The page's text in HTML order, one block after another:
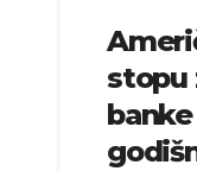
stopu